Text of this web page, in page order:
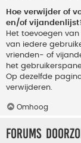
Hoe verwijder of
en/of
Het toevoegen
van iedere
vrienden- of
het
Op dezelfde
verwijderen.
Omhoog
Forums